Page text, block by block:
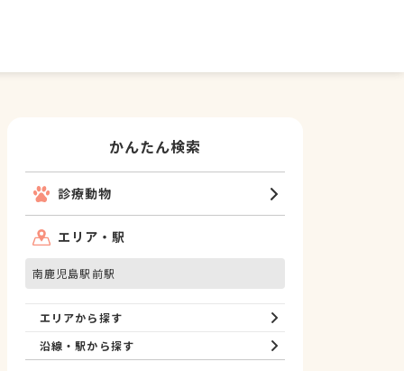
かんたん検索
診療動物
エリア・駅
南鹿児島駅前駅
エリアから探す
沿線・駅から探す